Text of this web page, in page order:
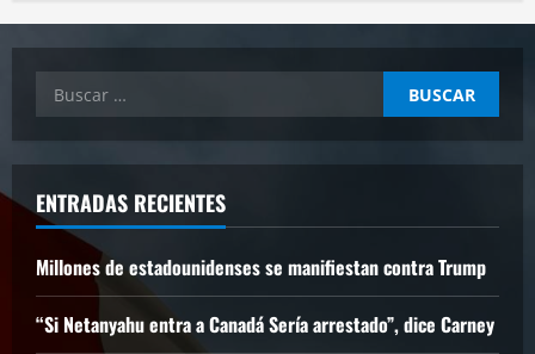
Buscar:
ENTRADAS RECIENTES
Millones de estadounidenses se manifiestan contra Trump
“Si Netanyahu entra a Canadá Sería arrestado”, dice Carney